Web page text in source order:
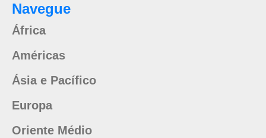
Navegue
África
Américas
Ásia e Pacífico
Europa
Oriente Médio